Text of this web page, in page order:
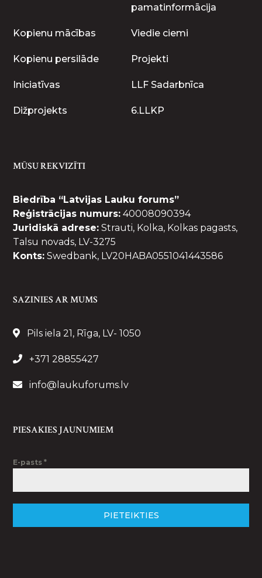
pamatinformācija
Kopienu mācības Viedie ciemi
Kopienu persilāde Projekti
Iniciatīvas LLF Sadarbnīca
Dižprojekts 6.LLKP
MŪSU REKVIZĪTI
Biedrība “Latvijas Lauku forums”
Reģistrācijas numurs: 40008090394
Juridiskā adrese: Strauti, Kolka, Kolkas pagasts,
Talsu novads, LV-3275
Konts: Swedbank, LV20HABA0551041443586
SAZINIES AR MUMS
Pils iela 21, Rīga, LV- 1050
+371 28855427
info@laukuforums.lv
PIESAKIES JAUNUMIEM
E-pasts*
PIETEIKTIES